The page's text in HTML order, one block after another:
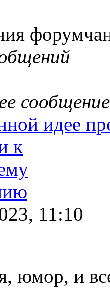
сообщение
идее
11:10
юмор, и